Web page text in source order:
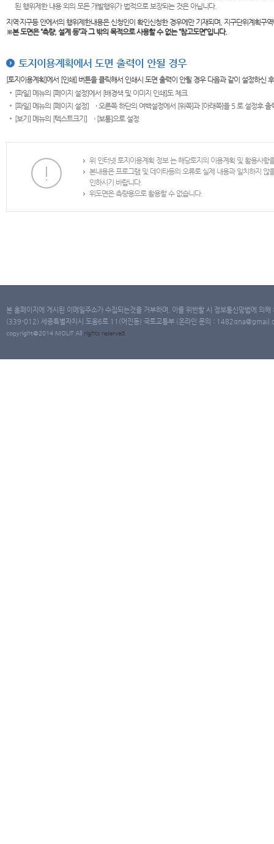
된 행위제한 내용 외의 모든 개발행위가 법적으로 보장되는 것은 아닙니다.
지역·지구등 안에서의 행위제한내용은 신청인이 확인신청한 경우에만 기재되며, 지구단위계획
※본 도면은“측량, 설계 등”과 그 밖의 목적으로 사용할 수 없는 “참고도면”입니다.
토지이용계획에서 도면 출력이 안될 경우
[토지이용계획]에서 [인쇄] 버튼을 클릭해서 인쇄시 도면 출력이 안될 경우 다음과 같이 설정하신
[파일] 메뉴의 [페이지 설정]에서 [배경색 및 이미지 인쇄]도 체크
[파일] 메뉴의 [페이지 설정] → 오른쪽 하단의 여백설정에서 [위쪽]과 [아래쪽]을 5 로 설정후 출
[보기] 메뉴의 [텍스트크기] → [보통]으로 설정
위 인터넷 토지이용계획 정보 는 해당토지의 이용계획 및 활용사
본내용은 프로그램 및 데이타등의 오류로 실제 내용과 일치하지
인하시기 바랍니다.
위도면은 측량용으로 활용할 수 없습니다.
본 홈페이지에 게시된 이메일주소가 수집되는것을 거부하며, 이를 위반할 시 정보통신망법에 의
(339-012) 세종특별자치시 도움6로 11(어진동) 국토교통부 (온라인 문의 :
copyright@2014 MOLIT All rights reserved.